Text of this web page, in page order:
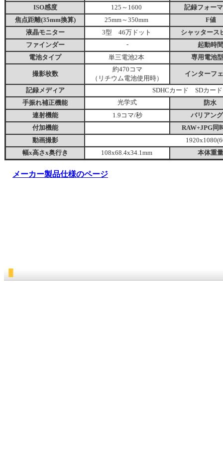
ISO感度
125～1600
記録フォー
焦点距離(35mm換算)
25mm～350mm
F値
液晶モニター
3型 46万ドット
シャッタース
ファインダー
-
起動時間
電池タイプ
単三電池2本 専用電池
撮影枚数
約470コマ
（リチウム電池使用時）
インターフ
記録メディア
SDHCカード SDカー
手振れ補正機能
光学式
防水
連射機能
1.9コマ/秒
バリアン
付加機能
RAW+JPG同
動画撮影
1920x1080
幅x高さx奥行き 108x68.4x34.1mm 本体重量
メーカー製品仕様のページ